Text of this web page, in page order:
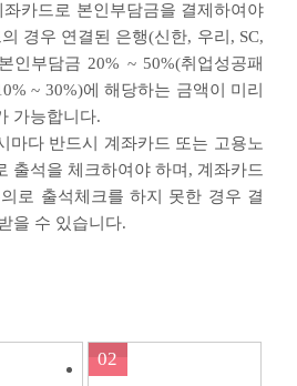
카드로 본인부담금을 결제하여야
경우 연결된 은행(신한, 우리, SC,
인부담금 20% ~ 50%(취업성공패
~ 30%)에 해당하는 금액이 미리
가능합니다.
다 반드시 계좌카드 또는 고용노
출석을 체크하여야 하며, 계좌카드
로 출석체크를 하지 못한 경우 결
을 수 있습니다.
02